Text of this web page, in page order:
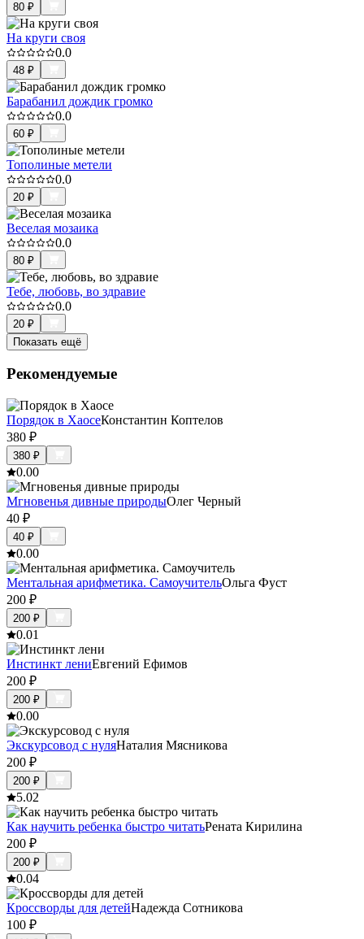
80 ₽
На круги своя
0.0
48 ₽
Барабанил дождик громко
0.0
60 ₽
Тополиные метели
0.0
20 ₽
Веселая мозаика
0.0
80 ₽
Тебе, любовь, во здравие
0.0
20 ₽
Показать ещё
Рекомендуемые
Порядок в ХаосеКонстантин Коптелов
380 ₽
380 ₽
0.00
Мгновенья дивные природыОлег Черный
40 ₽
40 ₽
0.00
Ментальная арифметика. СамоучительОльга Фуст
200 ₽
200 ₽
0.01
Инстинкт лениЕвгений Ефимов
200 ₽
200 ₽
0.00
Экскурсовод с нуляНаталия Мясникова
200 ₽
200 ₽
5.02
Как научить ребенка быстро читатьРената Кирилина
200 ₽
200 ₽
0.04
Кроссворды для детейНадежда Сотникова
100 ₽